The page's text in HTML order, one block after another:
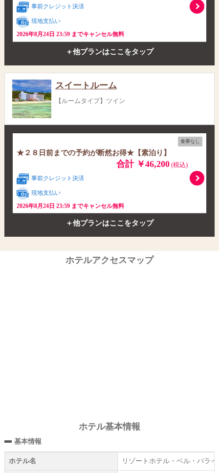
事前クレジット決済
現地支払い
2026年8月24日 23:59 までキャンセル無料
＋他プランはここをタップ
スイートルーム
【ルームタイプ】ツイン
食事なし
★２８日前までの予約が断然お得★【素泊り】
合計 ￥46,200(税込)
事前クレジット決済
現地支払い
2026年8月24日 23:59 までキャンセル無料
＋他プランはここをタップ
ホテルアクセスマップ
ホテル基本情報
基本情報
ホテル名 リゾートホテル・ベル・パライ